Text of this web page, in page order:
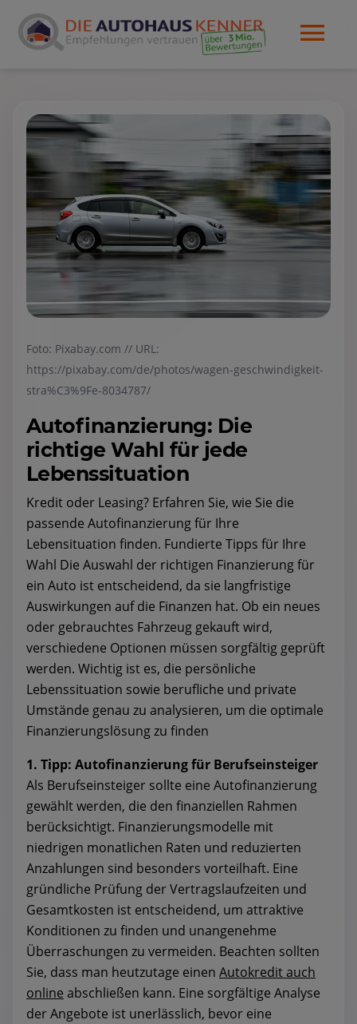
Foto: Pixabay.com // URL:
https://pixabay.com/de/photos/wagen-geschwindigkeit-
stra%C3%9Fe-8034787/
Autofinanzierung: Die
richtige Wahl für jede
Lebenssituation
Kredit oder Leasing? Erfahren Sie, wie Sie die
passende Autofinanzierung für Ihre
Lebensituation finden. Fundierte Tipps für Ihre
Wahl Die Auswahl der richtigen Finanzierung für
ein Auto ist entscheidend, da sie langfristige
Auswirkungen auf die Finanzen hat. Ob ein neues
oder gebrauchtes Fahrzeug gekauft wird,
verschiedene Optionen müssen sorgfältig geprüft
werden. Wichtig ist es, die persönliche
Lebenssituation sowie berufliche und private
Umstände genau zu analysieren, um die optimale
Finanzierungslösung zu finden
1. Tipp: Autofinanzierung für Berufseinsteiger
Als Berufseinsteiger sollte eine Autofinanzierung
gewählt werden, die den finanziellen Rahmen
berücksichtigt. Finanzierungsmodelle mit
niedrigen monatlichen Raten und reduzierten
Anzahlungen sind besonders vorteilhaft. Eine
gründliche Prüfung der Vertragslaufzeiten und
Gesamtkosten ist entscheidend, um attraktive
Konditionen zu finden und unangenehme
Überraschungen zu vermeiden. Beachten sollten
Sie, dass man heutzutage einen Autokredit auch
online abschließen kann. Eine sorgfältige Analyse
der Angebote ist unerlässlich, bevor eine